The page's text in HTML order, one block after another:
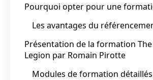
Pourquoi opter pour une
Les avantages du
Présentation de la formation The
Legion par Romain Pirotte
Modules de formation détaillés